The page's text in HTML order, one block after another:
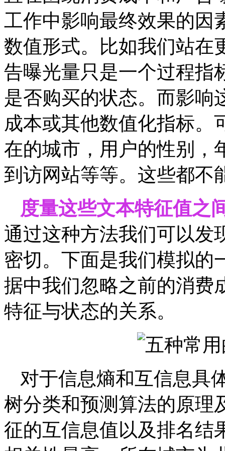
工作中影响最终效果的因
数值形式。比如我们站在
告曝光量只是一个过程指
是否购买的状态。而影响
成本或其他数值化指标。
在的城市，用户的性别，
到访网站等等。这些都不
度量这些文本特征值之
通过这种方法我们可以发
密切。下面是我们模拟的
据中我们忽略之前的消费
特征与状态的关系。
对于信息熵和互信息具
树分类和预测算法的原理
征的互信息值以及排名结